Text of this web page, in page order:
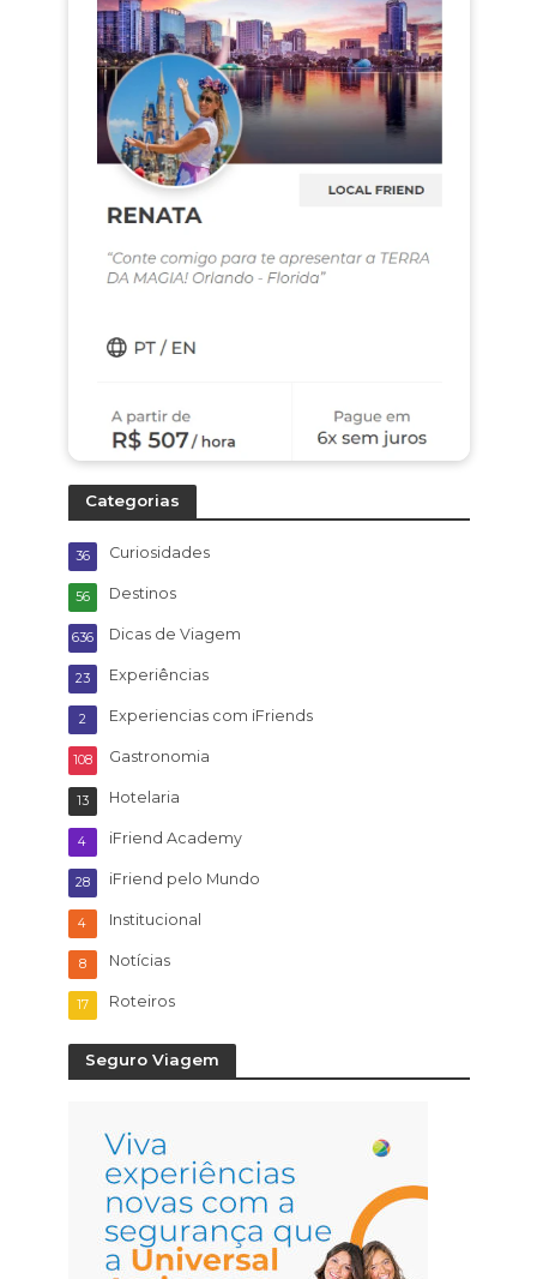
Categorias
Curiosidades
36
Destinos
56
Dicas de Viagem
636
Experiências
23
Experiencias com iFriends
2
Gastronomia
108
Hotelaria
13
iFriend Academy
4
iFriend pelo Mundo
28
Institucional
4
Notícias
8
Roteiros
17
Seguro Viagem